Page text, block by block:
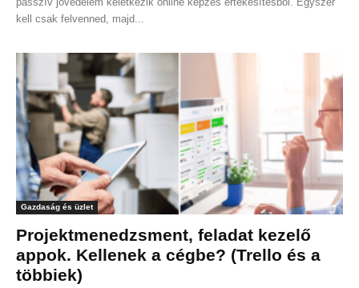
kell csak felvenned, majd...
Gazdaság és üzlet
Projektmenedzsment, feladat kezelő
appok. Kellenek a cégbe? (Trello és a
többiek)